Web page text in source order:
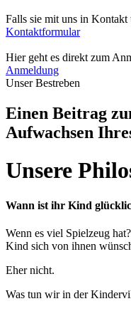
Falls sie mit uns in Kontakt
Kontaktformular
Hier geht es direkt zum
Anmeldung
Unser Bestreben
Einen Beitrag
Aufwachsen
Unsere
Wann ist ihr Kind
Wenn es viel Spielzeug
Kind sich von ihnen
Eher nicht.
Was tun wir in der